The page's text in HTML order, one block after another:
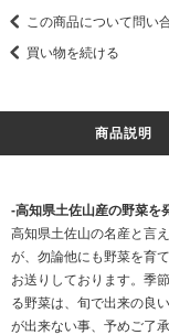
この商品について問い
買い物を続ける
商品説明
-高知県土佐山産の野菜を
高知県土佐山の名産と言
が、勿論他にも野菜を育
お送りしております。季
る野菜は、旬で出来の良
が出来ない事、予めご了